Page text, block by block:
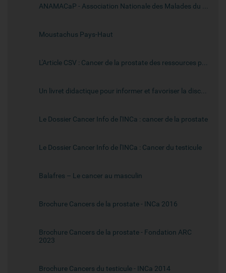
Moustachus Pays-Haut
Le Dossier Cancer Info de l'INCa : cancer de la prostate
Le Dossier Cancer Info de l'INCa : Cancer du testicule
Balafres – Le cancer au masculin
Brochure Cancers de la prostate - INCa 2016
Brochure Cancers de la prostate - Fondation ARC
2023
Brochure Cancers du testicule - INCa 2014